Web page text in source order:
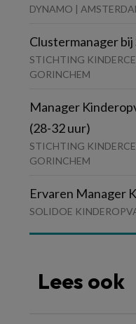
DYNAMO |
Clustermanager bij
STICHTING
GORINCHEM
Manager
(28-32 uur)
STICHTING
GORINCHEM
Ervaren Manager
SOLIDOE
Lees ook